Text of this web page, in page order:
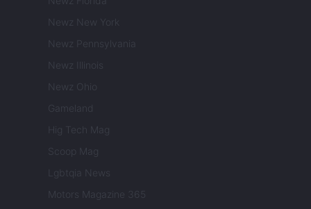
Newz New York
Newz Pennsylvania
Newz Illinois
Newz Ohio
Gameland
Hig Tech Mag
Scoop Mag
Lgbtqia News
Motors Magazine 365